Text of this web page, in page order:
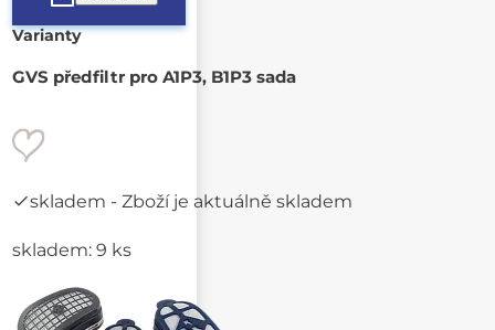
Varianty
GVS předfiltr pro A1P3, B1P3 sada
skladem - Zboží je aktuálně skladem
skladem: 9 ks